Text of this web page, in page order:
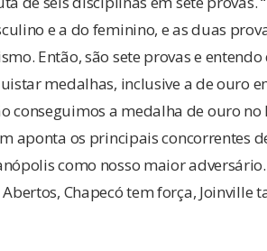
e a do feminino, e as duas
Então, são sete provas e
medalhas, inclusive a de ouro
conseguimos a medalha de ouro no
aponta os principais concorrentes
como nosso maior
Chapecó tem força, Joinville